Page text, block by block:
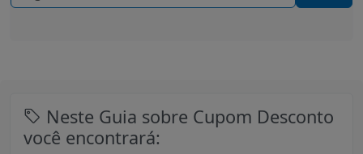
Neste Guia sobre Cupom Desconto
você encontrará: